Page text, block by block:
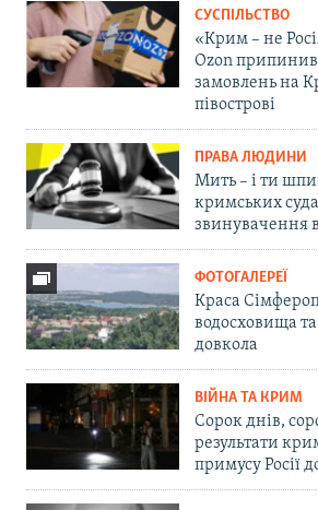
СУСПІЛЬСТВО
«Крим – не
Ozon
замовлень на
півострові
ПРАВА ЛЮДИНИ
Мить – і ти
кримських
звинувачення
ФОТОГАЛЕРЕЇ
Краса
водосховища
довкола
ВІЙНА ТА КРИМ
Сорок днів,
результати
примусу Росії